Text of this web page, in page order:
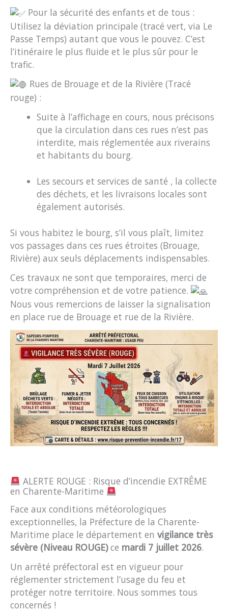
Pour la sécurité des enfants et de tous :
Utilisez la déviation principale (tracé vert, via Le
Passe Temps) autant que vous le pouvez. C’est
l’itinéraire le plus fluide et le plus sûr pour le
trafic.
Rues de Brouage et de la Rivière (Tracé
rouge) :
Suite à l’affichage en cours, nous précisons
que la circulation dans ces rues n’est pas
interdite, mais réglementée aux riverains
et habitants du bourg.
Les secours et services de santé , la collecte
des déchets, et les livraisons locales sont
également autorisés.
Si vous habitez le bourg, s’il vous plaît, limitez
vos passages dans ces rues étroites (Brouage,
Rivière) aux seuls déplacements indispensables.
Ces travaux ne sont que temporaires, merci de
votre compréhension et de votre patience.
Nous vous remercions de laisser la signalisation
en place rue de Brouage et rue de la Rivière.
ALERTE ROUGE : Risque d’incendie EXTRÊME
en Charente-Maritime
Face aux conditions météorologiques
exceptionnelles, la Préfecture de la Charente-
Maritime place le département en vigilance très
sévère (Niveau ROUGE)ce mardi 7 juillet 2026.
Un arrêté préfectoral est en vigueur pour
réglementer strictement l’usage du feu et
protéger notre territoire. Nous sommes tous
concernés !